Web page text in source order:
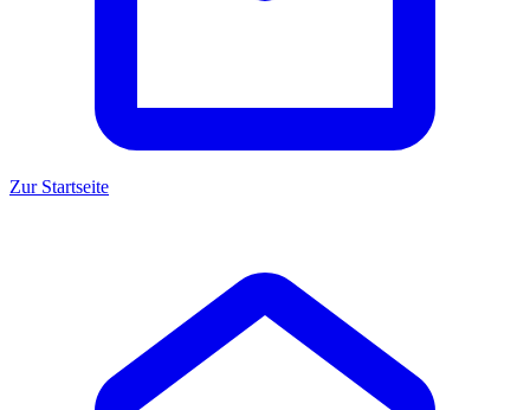
Zur Startseite